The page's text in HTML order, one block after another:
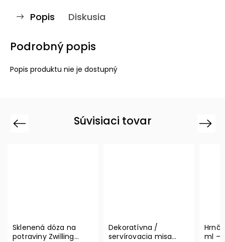
Popis Diskusia
Podrobný popis
Popis produktu nie je dostupný
Súvisiaci tovar
Previous
Sklenená dóza na
potraviny Zwilling
Dekoratívna /
servírovacia misa
ml –
Next